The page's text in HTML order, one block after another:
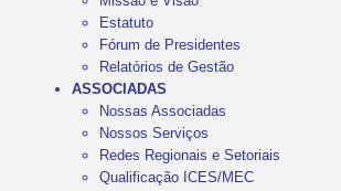
Estatuto
Fórum de Presidentes
Relatórios de Gestão
ASSOCIADAS
Nossas Associadas
Nossos Serviços
Redes Regionais e Setoriais
Qualificação ICES/MEC